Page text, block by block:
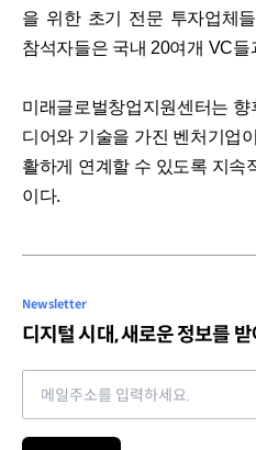
을 위한 초기 전문 투자업체
참석자들은 국내 20여개 VC들
미래글로벌창업지원센터는 향
디어와 기술을 가진 벤처기업
활하게 연계할 수 있도록 지속
이다.
Newsletter
디지털 시대, 새로운 정보를